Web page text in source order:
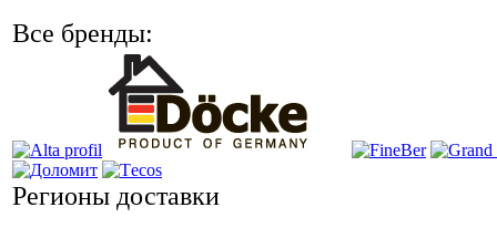
Все бренды:
Регионы доставки